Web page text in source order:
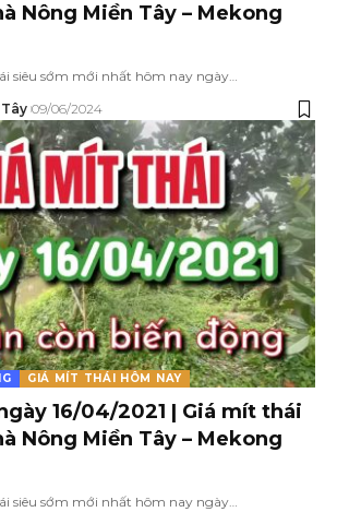
Nông Miền Tây – Mekong
siêu sớm mới nhất hôm nay ngày…
09/06/2024
GIÁ MÍT THÁI HÔM NAY
16/04/2021 | Giá mít thái
Nông Miền Tây – Mekong
siêu sớm mới nhất hôm nay ngày…